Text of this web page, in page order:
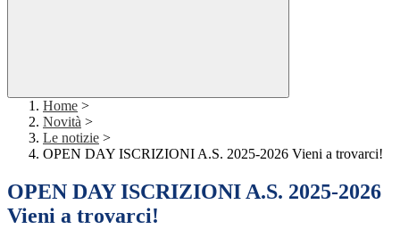
Home >
Novità >
Le notizie >
OPEN DAY ISCRIZIONI A.S. 2025-2026 Vieni a trovarci!
OPEN DAY ISCRIZIONI A.S. 2025-2026
Vieni a trovarci!